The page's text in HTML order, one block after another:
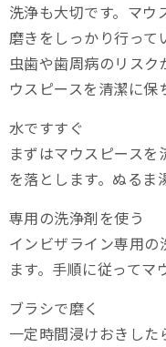
洗浄も大切です。マウ
磨きをしっかり行って
虫歯や歯周病のリスク
ウスピースを清潔に保
水ですすぐ
まずはマウスピース
を落とします。ぬるま
専用の洗浄剤を使う
インビザライン専用
ます。手順に従ってマ
ブラシで磨く
一定時間浸けおきした